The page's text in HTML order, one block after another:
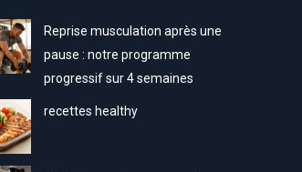
Reprise musculation après une
pause : notre programme
progressif sur 4 semaines
recettes healthy